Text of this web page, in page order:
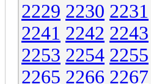
2229 2230 2231
2241 2242 2243
2253 2254 2255
2265 2266 2267